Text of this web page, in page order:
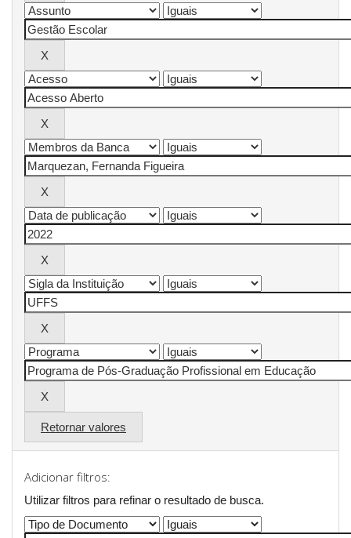
Retornar valores
Adicionar filtros:
Utilizar filtros para refinar o resultado de busca.